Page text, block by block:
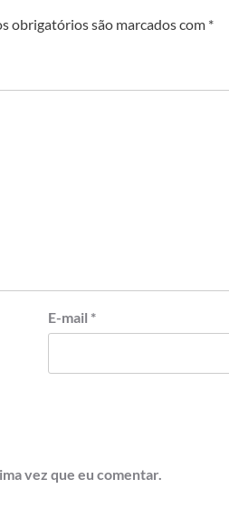
obrigatórios são marcados com *
E-mail *
vez que eu comentar.